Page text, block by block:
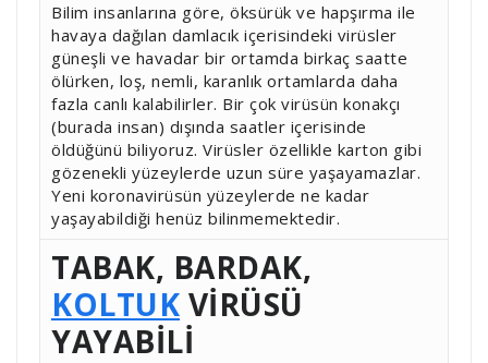
Bilim insanlarına göre, öksürük ve hapşırma ile
havaya dağılan damlacık içerisindeki virüsler
güneşli ve havadar bir ortamda birkaç saatte
ölürken, loş, nemli, karanlık ortamlarda daha
fazla canlı kalabilirler. Bir çok virüsün konakçı
(burada insan) dışında saatler içerisinde
öldüğünü biliyoruz. Virüsler özellikle karton gibi
gözenekli yüzeylerde uzun süre yaşayamazlar.
Yeni koronavirüsün yüzeylerde ne kadar
yaşayabildiği henüz bilinmemektedir.
TABAK, BARDAK,
KOLTUK VİRÜSÜ
YAYABİLİ